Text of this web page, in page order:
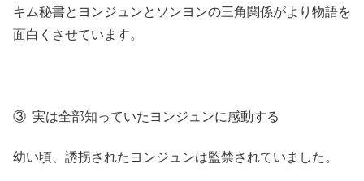
キム秘書とヨンジュンとソンヨンの三角関係がより物語を
面白くさせています。
③ 実は全部知っていたヨンジュンに感動する
幼い頃、誘拐されたヨンジュンは監禁されていました。